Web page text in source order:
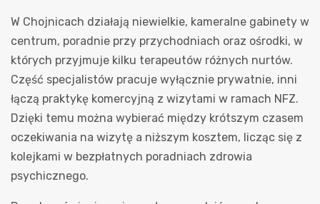
W Chojnicach działają niewielkie, kameralne gabinety w
centrum, poradnie przy przychodniach oraz ośrodki, w
których przyjmuje kilku terapeutów różnych nurtów.
Część specjalistów pracuje wyłącznie prywatnie, inni
łączą praktykę komercyjną z wizytami w ramach NFZ.
Dzięki temu można wybierać między krótszym czasem
oczekiwania na wizytę a niższym kosztem, licząc się z
kolejkami w bezpłatnych poradniach zdrowia
psychicznego.